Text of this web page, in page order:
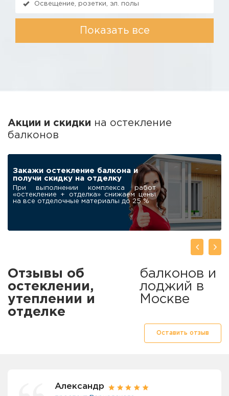
Освещение, розетки, эл. полы
Показать все
Акции и скидки на остекление
балконов
Робот-мойщик для
окон в подарокнашим клиентам
При заказе остекления балкона под
ключ дарим современный
автоматический мойщик окон
ПОДАРОК
Отзывы об
остеклении,
утеплении и
отделке
балконов и
лоджий в
Москве
Оставить отзыв
Александр